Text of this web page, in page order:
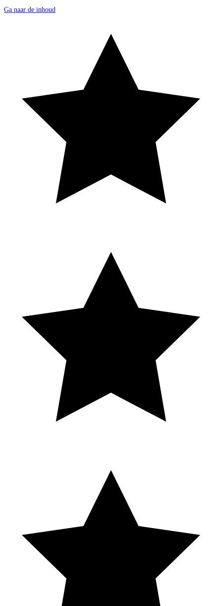
Ga naar de inhoud